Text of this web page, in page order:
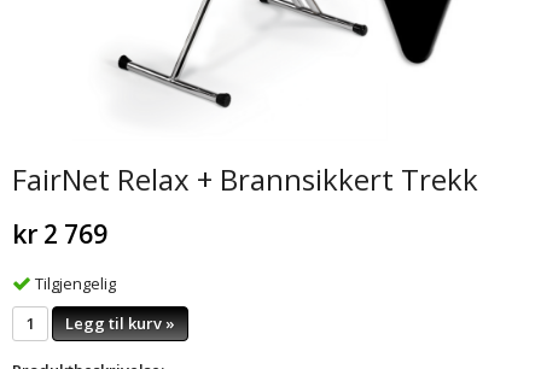
FairNet Relax + Brannsikkert Trekk
kr 2 769
Tilgjengelig
Legg til kurv »